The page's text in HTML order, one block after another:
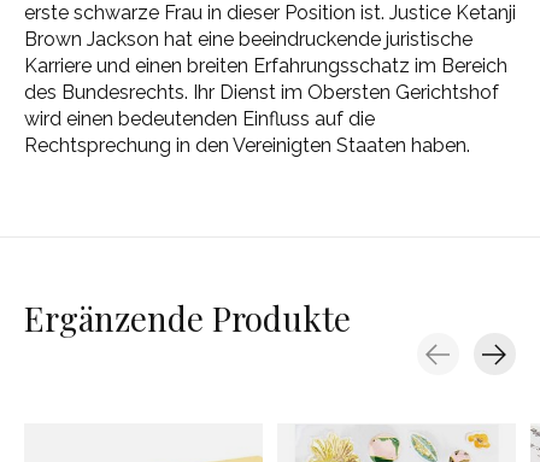
erste schwarze Frau in dieser Position ist. Justice Ketanji
Brown Jackson hat eine beeindruckende juristische
Karriere und einen breiten Erfahrungsschatz im Bereich
des Bundesrechts. Ihr Dienst im Obersten Gerichtshof
wird einen bedeutenden Einfluss auf die
Rechtsprechung in den Vereinigten Staaten haben.
Ergänzende Produkte